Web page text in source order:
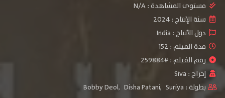
مستوى المشاهدة :N/A
سنة الإنتاج :2024
دول الأنتاج : India
مدة الفيلم : 152
رقم الفيلم : #259884
إخراج : Siva
بطولة :
Bobby Deol, Disha Patani, Suriya